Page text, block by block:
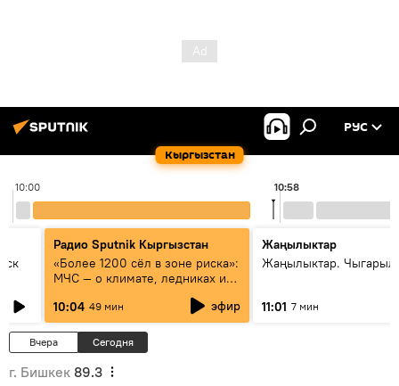
Кыргызстан
РУС
10:00 10:58
Радио Sputnik Кыргызстан
«Более 1200 сёл в зоне риска»:
МЧС — о климате, ледниках и
населения
10:04 49 мин эфир
Жаңылыктар
Жаңылыктар.
11:01 7 мин
Вчера Сегодня
г. Бишкек 89.3